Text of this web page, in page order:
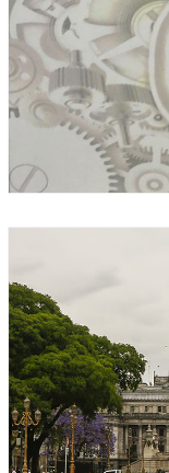
El libro que